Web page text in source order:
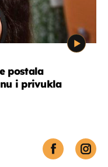
postala
i privukla